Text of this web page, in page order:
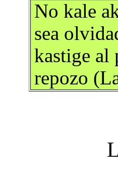
No kale
sea
kastige al
repozo